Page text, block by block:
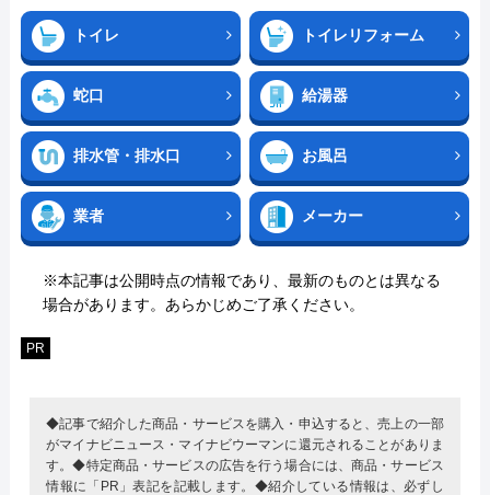
トイレ トイレリフォーム
蛇口 給湯器
排水管・排水口 お風呂
業者 メーカー
※本記事は公開時点の情報であり、最新のものとは異なる
場合があります。あらかじめご了承ください。
PR
◆記事で紹介した商品・サービスを購入・申込すると、売上の一部
がマイナビニュース・マイナビウーマンに還元されることがありま
す。◆特定商品・サービスの広告を行う場合には、商品・サービス
情報に「PR」表記を記載します。◆紹介している情報は、必ずし